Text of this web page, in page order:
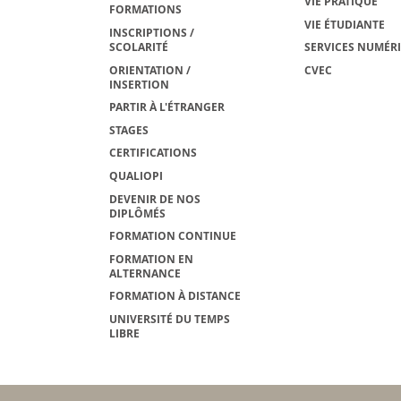
FORMATIONS
INSCRIPTIONS /
SCOLARITÉ
ORIENTATION /
INSERTION
PARTIR À L'ÉTRANGER
STAGES
CERTIFICATIONS
QUALIOPI
DEVENIR DE NOS
DIPLÔMÉS
FORMATION CONTINUE
FORMATION EN
ALTERNANCE
FORMATION À DISTANCE
UNIVERSITÉ DU TEMPS
LIBRE
VIE ÉTUDIANTE
SERVICES
CVEC